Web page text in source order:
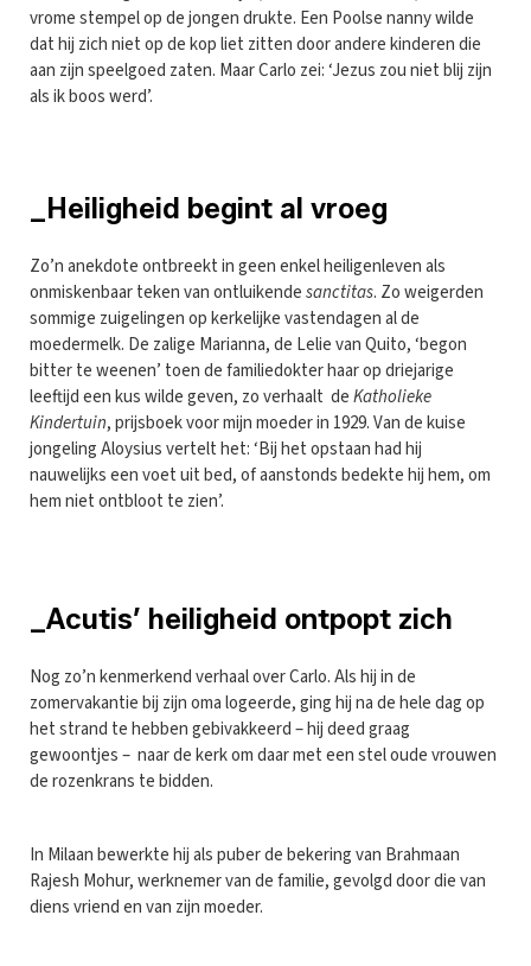
vrome stempel op de jongen drukte. Een Poolse nanny wilde
dat hij zich niet op de kop liet zitten door andere kinderen die
aan zijn speelgoed zaten. Maar Carlo zei: ‘Jezus zou niet blij zijn
als ik boos werd’.
_Heiligheid begint al vroeg
Zo’n anekdote ontbreekt in geen enkel heiligenleven als
onmiskenbaar teken van ontluikendesanctitas. Zo weigerden
sommige zuigelingen op kerkelijke vastendagen al de
moedermelk. De zalige Marianna, de Lelie van Quito, ‘begon
bitter te weenen’ toen de familiedokter haar op driejarige
leeftijd een kus wilde geven, zo verhaalt deKatholieke
Kindertuin, prijsboek voor mijn moeder in 1929. Van de kuise
jongeling Aloysius vertelt het: ‘Bij het opstaan had hij
nauwelijks een voet uit bed, of aanstonds bedekte hij hem, om
hem niet ontbloot te zien’.
_Acutis’ heiligheid ontpopt zich
Nog zo’n kenmerkend verhaal over Carlo. Als hij in de
zomervakantie bij zijn oma logeerde, ging hij na de hele dag op
het strand te hebben gebivakkeerd – hij deed graag
gewoontjes – naar de kerk om daar met een stel oude vrouwen
de rozenkrans te bidden.
In Milaan bewerkte hij als puber de bekering van Brahmaan
Rajesh Mohur, werknemer van de familie, gevolgd door die van
diens vriend en van zijn moeder.